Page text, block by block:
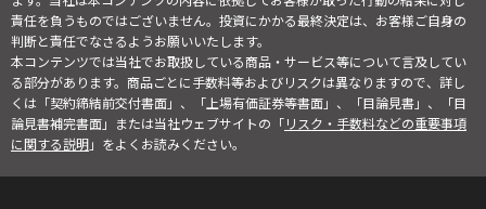
責任を負うものではございません。投資にかかる最終決定は、お客様ご自身の
判断と責任でなさるようお願いいたします。
本コンテンツでは当社でお取扱している商品・サービス等について言及してい
る部分があります。商品ごとに手数料等およびリスクは異なりますので、詳し
くは「契約締結前交付書面」、「上場有価証券等書面」、「目論見書」、「目
論見書補完書面」または当社ウェブサイトの「リスク・手数料などの重要事項
に関する説明」をよくお読みください。